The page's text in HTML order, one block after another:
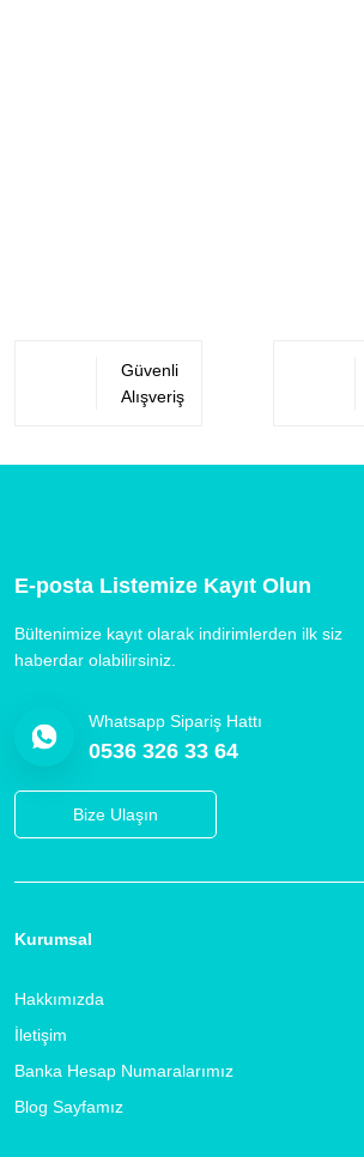
Güvenli
Alışveriş
E-posta Listemize Kayıt Olun
Bültenimize kayıt olarak indirimlerden ilk siz
haberdar olabilirsiniz.
Whatsapp Sipariş Hattı
0536 326 33 64
Bize Ulaşın
Kurumsal
Hakkımızda
İletişim
Banka Hesap Numaralarımız
Blog Sayfamız